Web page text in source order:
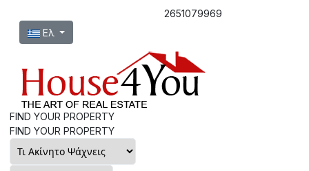
2651079969
Επιλέξτε τη γλώσσα σας
Ελ
FIND YOUR PROPERTY
FIND YOUR PROPERTY